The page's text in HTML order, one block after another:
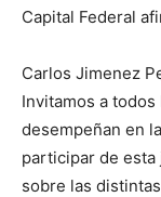
Capital Federal
Carlos Jimenez
Invitamos a
desempeñan en
participar de
sobre las